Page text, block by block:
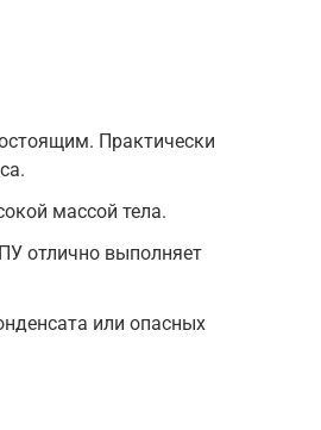
Практически
массой тела.
отлично выполняет
или опасных